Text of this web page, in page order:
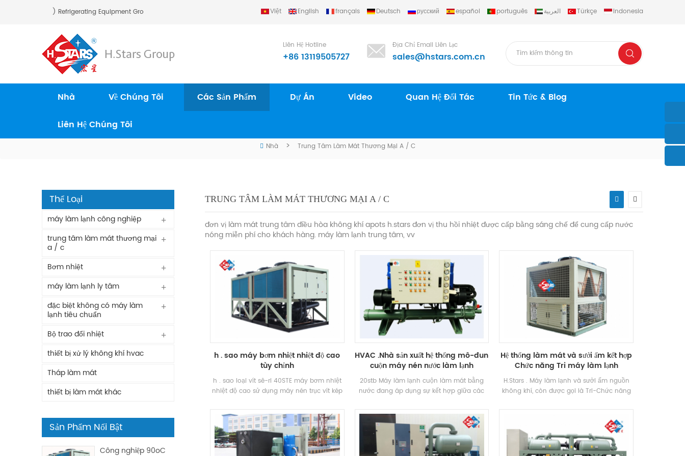
(Guangzhou) Refrigerating Equipment Group Ltd.. Việt English français Deutsch русский español português العربية Türkçe Indonesia
Liên Hệ Hotline
+86 13119505727
Địa Chỉ Email Liên Lạc
sales@hstars.com.cn
Nhà Về Chúng Tôi Các Sản Phẩm Dự Án Video Quan Hệ Đối Tác Tin Tức & Blog
Liên Hệ Chúng Tôi
Nhà > Trung Tâm Làm Mát Thương Mại A / C
TRUNG TÂM LÀM MÁT THƯƠNG MẠI A / C
đơn vị làm mát trung tâm điều hòa không khí apots h.stars đơn vị thu hồi nhiệt được cấp bằng sáng chế để cung cấp nước
nóng miễn phí cho khách hàng. máy làm lạnh trung tâm, vv
h . sao máy bơm nhiệt nhiệt độ cao
tùy chỉnh
h . sao loại vít sê-ri 40STE máy bơm nhiệt
nhiệt độ cao sử dụng máy nén trục vít kép
được trang bị bộ trao đổi nhiệt dạng ống
và vỏ hiệu suất cao tự chế tạo và bộ trao
đổi nhiệt kiểu vây .
HVAC .Nhà sản xuất hệ thống mô-đun
cuộn máy nén nước làm lạnh
20stb Máy làm lạnh cuộn làm mát bằng
nước đang áp dụng sự kết hợp giữa các
soát điện tử Thành phần. Máy làm lạnh
mô-đun bao gồm máy làm lạnh cuộn làm
mát bằng nước được trang bị Hiệu quả
cao Bình ngưng vỏ và ống và Thiết bị bay
hơi. Thiết bị được điều khiển bởi máy vi
Hệ thống làm mát và sưởi ấm kết hợp
Chức năng Tri máy làm lạnh
H.Stars . Máy làm lạnh và sưởi ấm nguồn
không khí, còn được gọi là Tri-Chức năng
năng: Làm mát, sưởi ấm, nước nóng, làm
mát bằng nước nóng và sưởi ấm bằng
nước nóng. Nó có thể được sử dụng vào
mùa hè để làm mát, đồng thời sản xuất
nước nóng, hoặc chỉ để làm mát một
Thể Loại
máy làm lạnh công nghiệp
trung tâm làm mát thương mại
a / c
Bơm nhiệt
máy làm lạnh ly tâm
đặc biệt không có máy làm
lạnh tiêu chuẩn
Bộ trao đổi nhiệt
thiết bị xử lý không khí hvac
Tháp làm mát
thiết bị làm mát khác
Sản Phẩm Nổi Bật
Công nghiệp 90oC